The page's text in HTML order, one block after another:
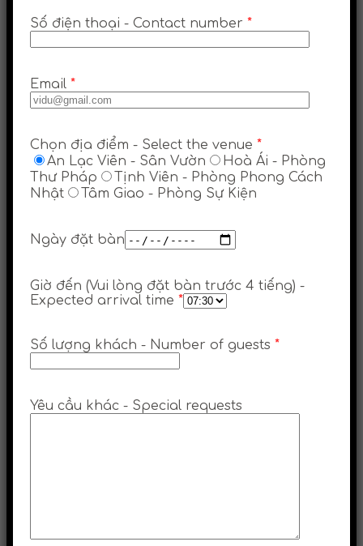
Số điện thoại - Contact number *
Email *
Chọn địa điểm - Select the venue *
An Lạc Viên - Sân Vườn
Hoà Ái - Phòng
Thư Pháp
Tịnh Viên - Phòng Phong Cách
Nhật
Tâm Giao - Phòng Sự Kiện
Ngày đặt bàn
Giờ đến (Vui lòng đặt bàn trước 4 tiếng) -
Expected arrival time *
Số lượng khách - Number of guests *
Yêu cầu khác - Special requests